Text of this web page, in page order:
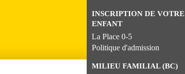
INSCRIPTION DE VOTRE
ENFANT
La Place 0-5
Politique d'admission
MILIEU FAMILIAL (BC)